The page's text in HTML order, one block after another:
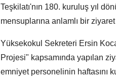
Teşkilatı'nın 180. kuruluş yıl
mensuplarına anlamlı bir
Yüksekokul Sekreteri Ersin
Projesi" kapsamında yapılan
emniyet personelinin haftasını